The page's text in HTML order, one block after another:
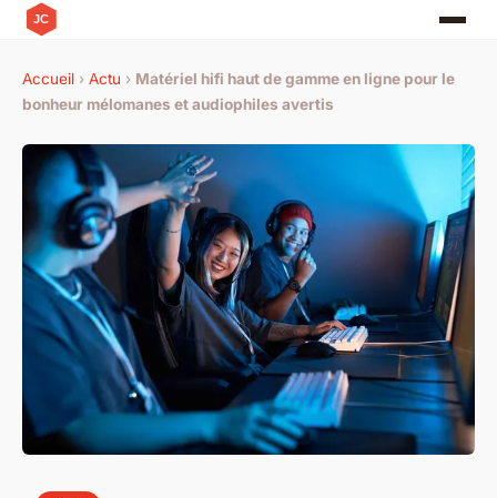
Accueil › Actu › Matériel hifi haut de gamme en ligne pour le
bonheur mélomanes et audiophiles avertis